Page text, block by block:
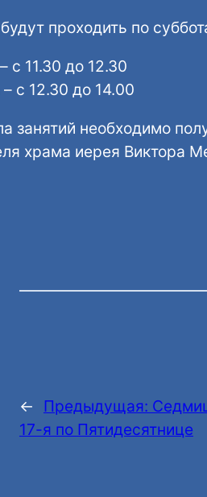
проходить по
с 11.30 до 12.30
– с 12.30 до 14.00
занятий необходимо
храма иерея Виктора
← Предыдущая:
17-я по Пятидесятнице